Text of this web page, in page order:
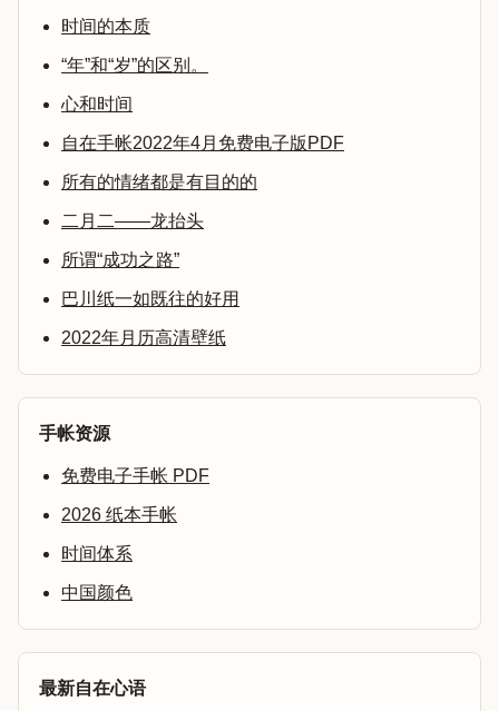
时间的本质
“年”和“岁”的区别。
心和时间
自在手帐2022年4月免费电子版PDF
所有的情绪都是有目的的
二月二——龙抬头
所谓“成功之路”
巴川纸一如既往的好用
2022年月历高清壁纸
手帐资源
免费电子手帐 PDF
2026 纸本手帐
时间体系
中国颜色
最新自在心语